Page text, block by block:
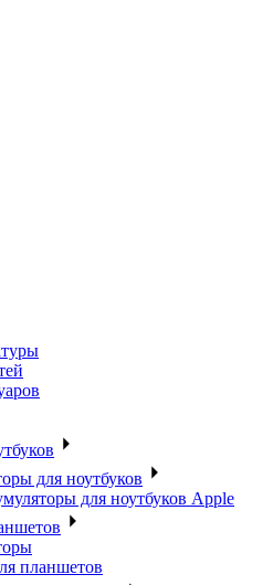
для ноутбуков
для ноутбуков Apple
планшетов